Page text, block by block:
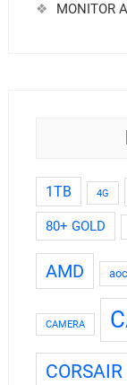
MONITOR
1TB 4G
80+ GOLD
AMD aoc
CAMERA
CORSAIR